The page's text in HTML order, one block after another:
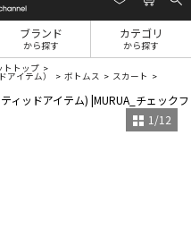
ブランド
から探す
カテゴリ
から探す
トトップ
アイテム） ボトムス スカート
1 /12